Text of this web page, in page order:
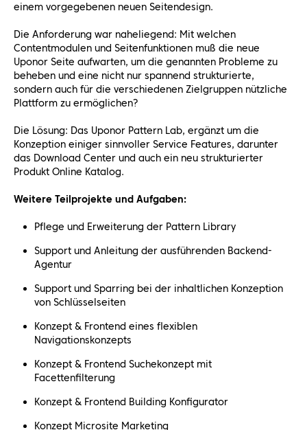
einem vorgegebenen neuen Seitendesign.
Die Anforderung war naheliegend: Mit welchen
Contentmodulen und Seitenfunktionen muß die neue
Uponor Seite aufwarten, um die genannten Probleme zu
beheben und eine nicht nur spannend strukturierte,
sondern auch für die verschiedenen Zielgruppen nützliche
Plattform zu ermöglichen?
Die Lösung: Das Uponor Pattern Lab, ergänzt um die
Konzeption einiger sinnvoller Service Features, darunter
das Download Center und auch ein neu strukturierter
Produkt Online Katalog.
Weitere Teilprojekte und Aufgaben:
Pflege und Erweiterung der Pattern Library
Support und Anleitung der ausführenden Backend-
Agentur
Support und Sparring bei der inhaltlichen Konzeption
von Schlüsselseiten
Konzept & Frontend eines flexiblen
Navigationskonzepts
Konzept & Frontend Suchekonzept mit
Facettenfilterung
Konzept & Frontend Building Konfigurator
Konzept Microsite Marketing